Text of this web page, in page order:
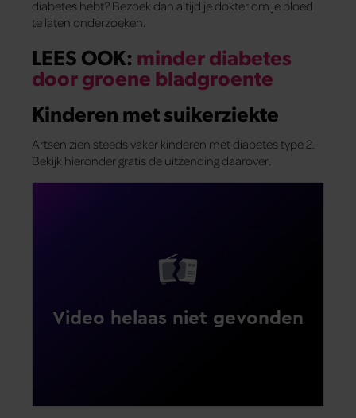
diabetes hebt? Bezoek dan altijd je dokter om je bloed
te laten onderzoeken.
LEES OOK: minder diabetes
door groene bladgroente
Kinderen met suikerziekte
Artsen zien steeds vaker kinderen met diabetes type 2.
Bekijk hieronder gratis de uitzending daarover.